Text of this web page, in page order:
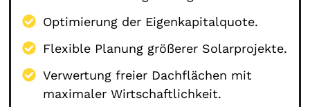
Optimierung der Eigenkapitalquote.
Flexible Planung größerer Solarprojekte.
Verwertung freier Dachflächen mit
maximaler Wirtschaftlichkeit.